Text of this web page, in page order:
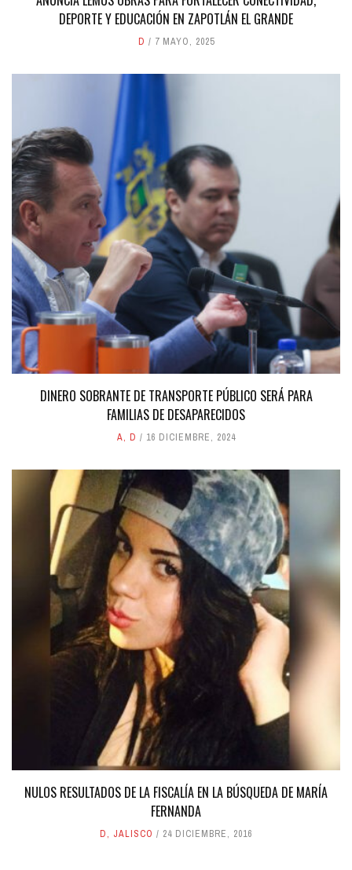
DEPORTE Y EDUCACIÓN EN ZAPOTLÁN EL GRANDE
D 7 MAYO, 2025
DINERO SOBRANTE DE TRANSPORTE PÚBLICO SERÁ PARA
FAMILIAS DE DESAPARECIDOS
A, D 16 DICIEMBRE, 2024
NULOS RESULTADOS DE LA FISCALÍA EN LA BÚSQUEDA DE MARÍA
FERNANDA
D, JALISCO 24 DICIEMBRE, 2016